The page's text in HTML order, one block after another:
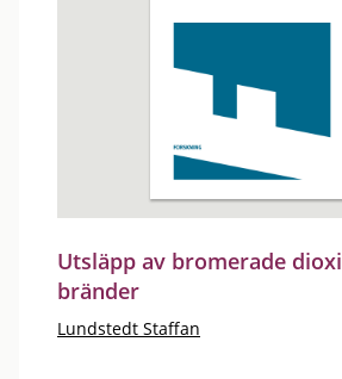
Utsläpp av bromerade
bränder
Lundstedt Staffan